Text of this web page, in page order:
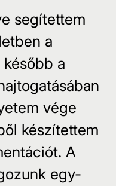
segítettem
a
a
vége
készítettem
A
egy-